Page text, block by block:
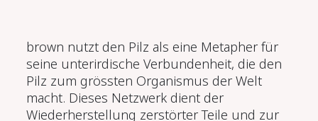
brown nutzt den Pilz als eine Metapher für
seine unterirdische Verbundenheit, die den
Pilz zum grössten Organismus der Welt
macht. Dieses Netzwerk dient der
Wiederherstellung zerstörter Teile und zur